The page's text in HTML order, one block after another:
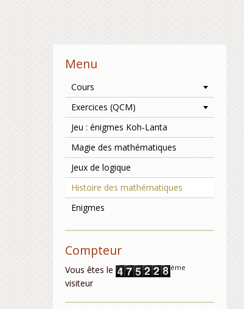
Menu
Cours
Exercices (QCM)
Jeu : énigmes Koh-Lanta
Magie des mathématiques
Jeux de logique
Histoire des mathématiques
Enigmes
Compteur
Vous êtes le ème
visiteur